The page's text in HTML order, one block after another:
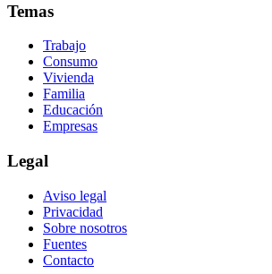
Temas
Trabajo
Consumo
Vivienda
Familia
Educación
Empresas
Legal
Aviso legal
Privacidad
Sobre nosotros
Fuentes
Contacto